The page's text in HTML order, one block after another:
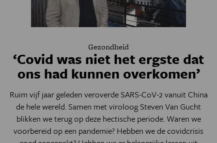
Gezondheid
‘Covid was niet het ergste dat
ons had kunnen overkomen’
Ruim vijf jaar geleden veroverde SARS-CoV-2 vanuit China
de hele wereld. Samen met viroloog Steven Van Gucht
blikken we terug op deze hectische periode. Waren we
voorbereid op een pandemie? Hebben we de covidcrisis